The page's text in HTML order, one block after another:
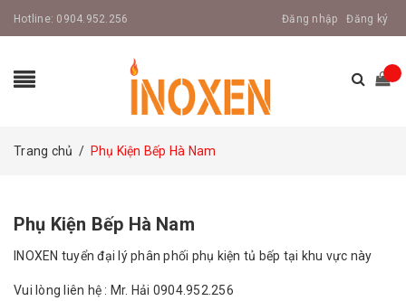
Hotline: 0904.952.256 Đăng nhập Đăng ký
Trang chủ / Phụ Kiện Bếp Hà Nam
Phụ Kiện Bếp Hà Nam
INOXEN tuyển đại lý phân phối phụ kiện tủ bếp tại khu vực này
Vui lòng liên hệ : Mr. Hải 0904.952.256